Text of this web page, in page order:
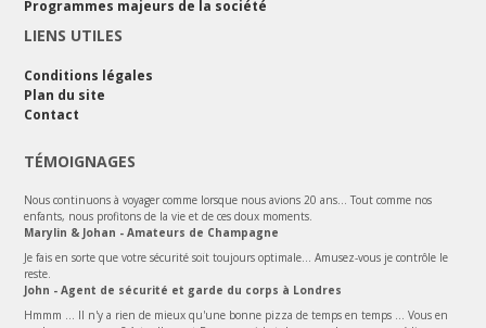
Programmes majeurs de la société
LIENS UTILES
Conditions légales
Plan du site
Contact
TÉMOIGNAGES
Nous continuons à voyager comme lorsque nous avions 20 ans... Tout comme nos
enfants, nous profitons de la vie et de ces doux moments.
Marylin & Johan - Amateurs de Champagne
Je fais en sorte que votre sécurité soit toujours optimale... Amusez-vous je contrôle le
reste.
John - Agent de sécurité et garde du corps à Londres
Hmmm ... Il n'y a rien de mieux qu'une bonne pizza de temps en temps ... Vous en